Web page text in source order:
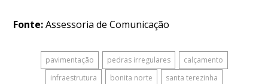
Fonte:Assessoria de Comunicação
pavimentação pedras irregulares
calçamento
infraestrutura
bonita norte santa terezinha